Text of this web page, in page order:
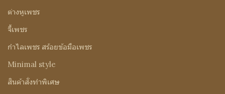
ต่างหูเพชร
จี้เพชร
กำไลเพชร สร้อยข้อมือเพชร
Minimal style
สินค้าสั่งทำพิเศษ